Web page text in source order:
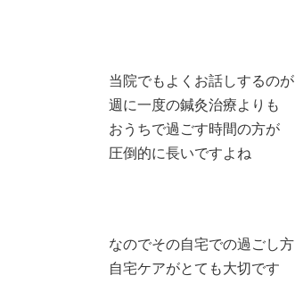
当院でもよくお話しするのが
週に一度の鍼灸治療よりも
おうちで過ごす時間の方が
圧倒的に長いですよね
なのでその自宅での過ごし方
自宅ケアがとても大切です